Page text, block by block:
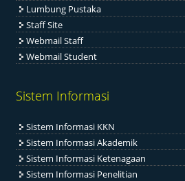
Lumbung Pustaka
Staff Site
Webmail Staff
Webmail Student
Sistem Informasi
Sistem Informasi KKN
Sistem Informasi Akademik
Sistem Informasi Ketenagaan
Sistem Informasi Penelitian